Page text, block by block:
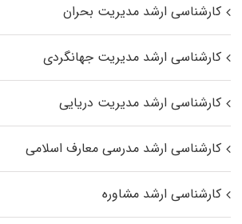
کارشناسی ارشد مدیریت بحران
کارشناسی ارشد مدیریت جهانگردی
کارشناسی ارشد مدیریت دریایی
کارشناسی ارشد مدرسی معارف اسلامی
کارشناسی ارشد مشاوره